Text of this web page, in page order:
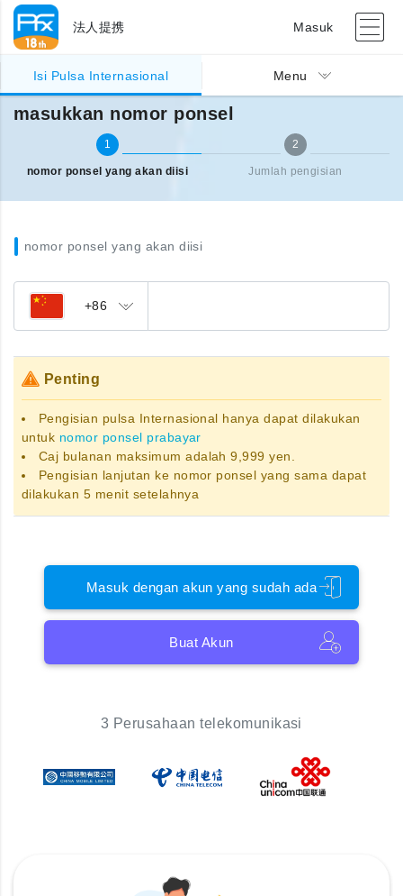
法人提携 Masuk
Isi Pulsa Internasional Menu
Pengisian pulsa Internasional masukkan nomor ponsel
masukkan nomor ponsel
1
nomor ponsel yang akan diisi
2
Jumlah pengisian
nomor ponsel yang akan diisi
+86
Penting
Pengisian pulsa Internasional hanya dapat dilakukan
untuk nomor ponsel prabayar
Caj bulanan maksimum adalah 9,999 yen.
Pengisian lanjutan ke nomor ponsel yang sama dapat
dilakukan 5 menit setelahnya
Masuk dengan akun yang sudah ada
Buat Akun
3 Perusahaan telekomunikasi